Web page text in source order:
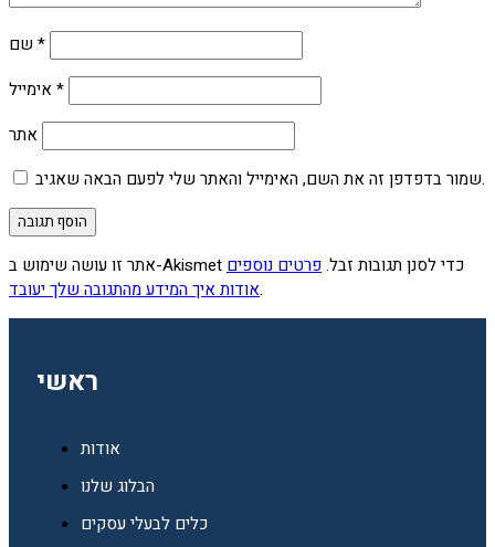
*
*
אתר
שמור בדפדפן זה את השם, האימייל והאתר שלי לפעם הבאה שאגיב.
אתר זו עושה שימוש ב-Akismet כדי לסנן תגובות זבל. פרטים נוספים
אודות איך המידע מהתגובה שלך יעובד.
ראשי
אודות
הבלוג שלנו
כלים לבעלי עסקים